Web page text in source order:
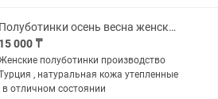
Полуботинки осень весна женские
15 000 ₸
полуботинки производство
, натуральная кожа утепленные
в отличном состоянии